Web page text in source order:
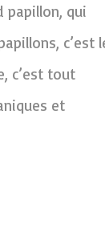
qui
c’est
c’est tout
et